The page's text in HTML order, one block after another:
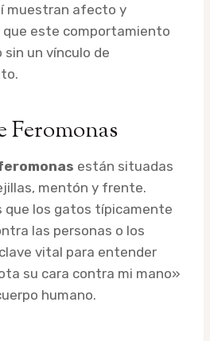
muestran afecto y
que este comportamiento
un vínculo de
Feromonas
están situadas
mentón y frente.
que los gatos típicamente
las personas o los
vital para entender
su cara contra mi mano»
humano.